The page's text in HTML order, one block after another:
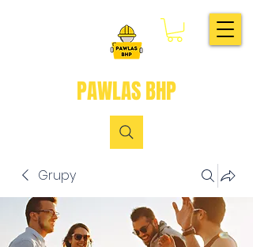
PAWLAS BHP
Grupy